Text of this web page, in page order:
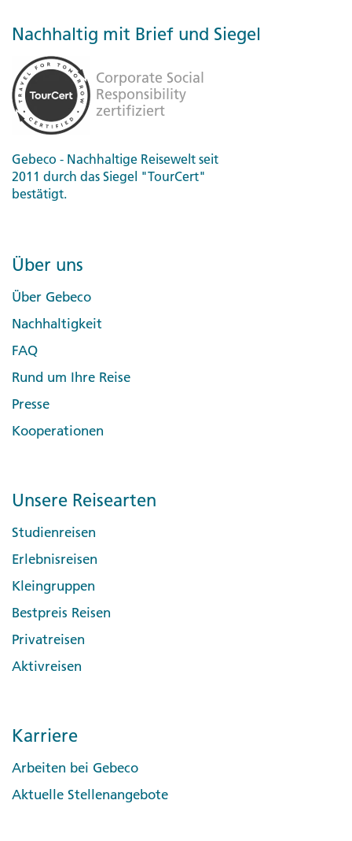
Nachhaltig mit Brief und Siegel
Gebeco - Nachhaltige Reisewelt seit
2011 durch das Siegel "TourCert"
bestätigt.
Über uns
Über Gebeco
Nachhaltigkeit
FAQ
Rund um Ihre Reise
Presse
Kooperationen
Unsere Reisearten
Studienreisen
Erlebnisreisen
Kleingruppen
Bestpreis Reisen
Privatreisen
Aktivreisen
Karriere
Arbeiten bei Gebeco
Aktuelle Stellenangebote